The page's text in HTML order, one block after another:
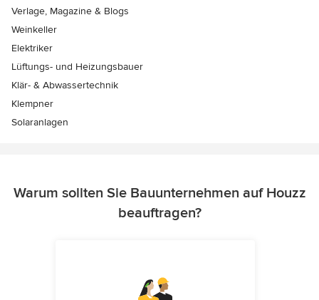
Verlage, Magazine & Blogs
Weinkeller
Elektriker
Lüftungs- und Heizungsbauer
Klär- & Abwassertechnik
Klempner
Solaranlagen
Warum sollten Sie Bauunternehmen auf Houzz
beauftragen?